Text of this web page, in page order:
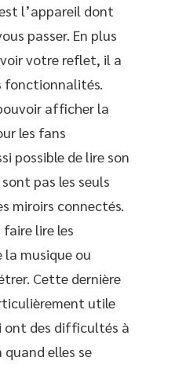
l’appareil dont
passer. En plus
votre reflet, il a
fonctionnalités.
afficher la
les fans
possible de lire son
pas les seuls
miroirs connectés.
lire les
musique ou
Cette dernière
utile
ont des difficultés à
elles se